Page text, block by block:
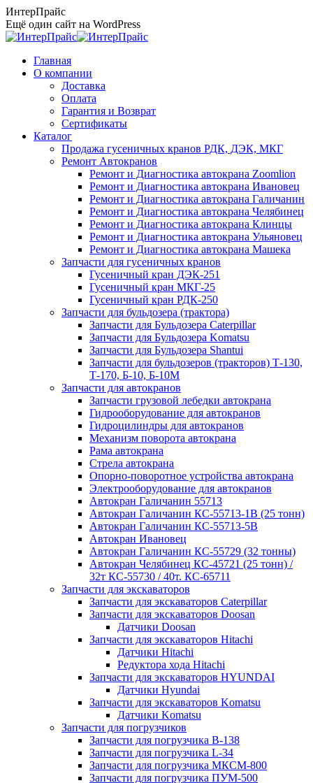
Перейти
к
содержанию
ИнтерПрайс
Ещё один сайт на WordPress
Главная
О компании
Доставка
Оплата
Гарантия и Возврат
Сертификаты
Каталог
Продажа гусеничных кранов РДК, ДЭК, МКГ
Ремонт Автокранов
Ремонт и Диагностика автокрана Zoomlion
Ремонт и Диагностика автокрана Ивановец
Ремонт и Диагностика автокрана Галичанин
Ремонт и Диагностика автокрана Челябинец
Ремонт и Диагностика автокрана Клинцы
Ремонт и Диагностика автокрана Ульяновец
Ремонт и Диагностика автокрана Машека
Запчасти для гусеничных кранов
Гусеничный кран ДЭК-251
Гусеничный кран МКГ-25
Гусеничный кран РДК-250
Запчасти для бульдозера (трактора)
Запчасти для Бульдозера Caterpillar
Запчасти для Бульдозера Komatsu
Запчасти для Бульдозера Shantui
Запчасти для бульдозеров (тракторов) Т-130,
Т-170, Б-10, Б-10М
Запчасти для автокранов
Запчасти грузовой лебедки автокрана
Гидрооборудование для автокранов
Гидроцилиндры для автокранов
Механизм поворота автокрана
Рама автокрана
Стрела автокрана
Опорно-поворотное устройства автокрана
Электрооборудование для автокранов
Автокран Галичанин 55713
Автокран Галичанин КС-55713-1В (25 тонн)
Автокран Галичанин КС-55713-5В
Автокран Ивановец
Автокран Галичанин КС-55729 (32 тонны)
Автокран Челябинец КС-45721 (25 тонн) /
32т КС-55730 / 40т. КС-65711
Запчасти для экскаваторов
Запчасти для экскаваторов Caterpillar
Запчасти для экскаваторов Doosan
Датчики Doosan
Запчасти для экскаваторов Hitachi
Датчики Hitachi
Редуктора хода Hitachi
Запчасти для экскаваторов HYUNDAI
Датчики Hyundai
Запчасти для экскаваторов Komatsu
Датчики Komatsu
Запчасти для погрузчиков
Запчасти для погрузчика B-138
Запчасти для погрузчика L-34
Запчасти для погрузчика МКСМ-800
Запчасти для погрузчика ПУМ-500